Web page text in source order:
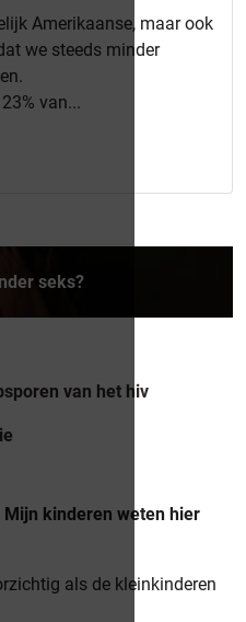
Amerikaanse, maar ook
we steeds minder
van...
seks?
van het hiv
Mijn kinderen weten hier
als de kleinkinderen